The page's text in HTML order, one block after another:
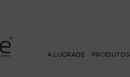
A LUGRADE PRODUTOS